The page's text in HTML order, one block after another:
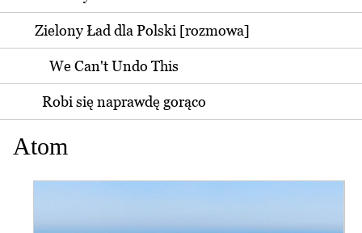
Zielony Ład dla Polski [rozmowa]
We Can't Undo This
Robi się naprawdę gorąco
Atom